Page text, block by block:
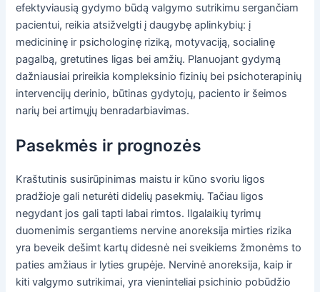
efektyviausią gydymo būdą valgymo sutrikimu sergančiam
pacientui, reikia atsižvelgti į daugybę aplinkybių: į
medicininę ir psichologinę riziką, motyvaciją, socialinę
pagalbą, gretutines ligas bei amžių. Planuojant gydymą
dažniausiai prireikia kompleksinio fizinių bei psichoterapinių
intervencijų derinio, būtinas gydytojų, paciento ir šeimos
narių bei artimųjų benradarbiavimas.
Pasekmės ir prognozės
Kraštutinis susirūpinimas maistu ir kūno svoriu ligos
pradžioje gali neturėti didelių pasekmių. Tačiau ligos
negydant jos gali tapti labai rimtos. Ilgalaikių tyrimų
duomenimis sergantiems nervine anoreksija mirties rizika
yra beveik dešimt kartų didesnė nei sveikiems žmonėms to
paties amžiaus ir lyties grupėje. Nervinė anoreksija, kaip ir
kiti valgymo sutrikimai, yra vieninteliai psichinio pobūdžio